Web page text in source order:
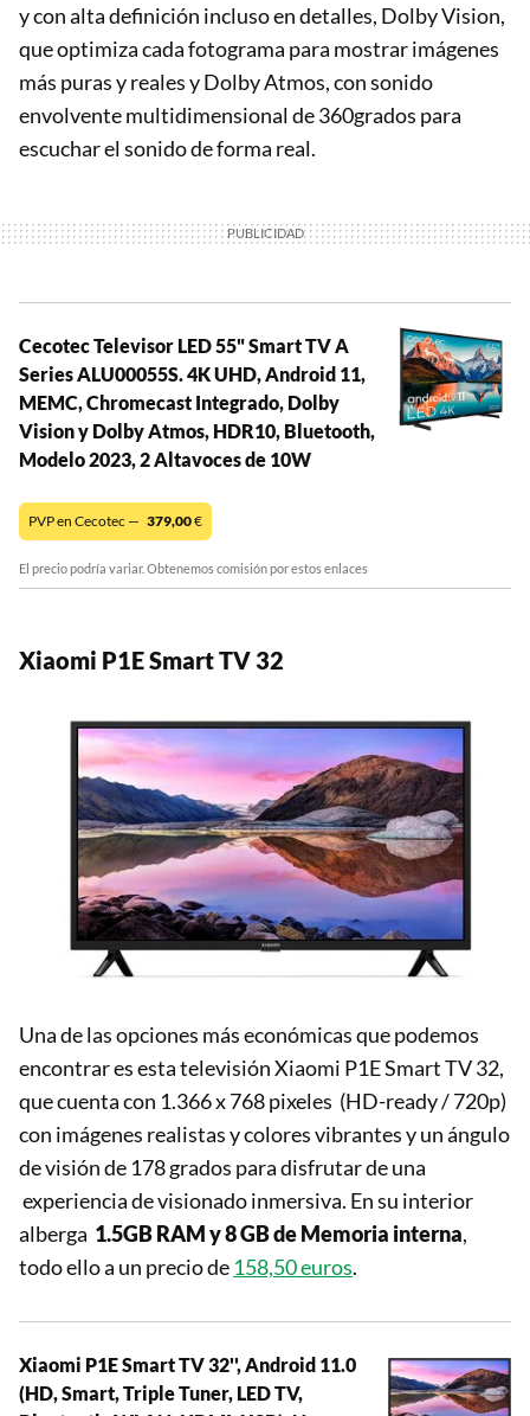
y con alta definición incluso en detalles, Dolby Vision,
que optimiza cada fotograma para mostrar imágenes
más puras y reales y Dolby Atmos, con sonido
envolvente multidimensional de 360grados para
escuchar el sonido de forma real.
Cecotec Televisor LED 55" Smart TV A
Series ALU00055S. 4K UHD, Android 11,
MEMC, Chromecast Integrado, Dolby
Vision y Dolby Atmos, HDR10, Bluetooth,
Modelo 2023, 2 Altavoces de 10W
PVP en Cecotec — 379,00€
El precio podría variar. Obtenemos comisión por estos enlaces
Xiaomi P1E Smart TV 32
Una de las opciones más económicas que podemos
encontrar es esta televisión Xiaomi P1E Smart TV 32,
que cuenta con 1.366 x 768 pixeles (HD-ready / 720p)
con imágenes realistas y colores vibrantes y un ángulo
de visión de 178 grados para disfrutar de una
experiencia de visionado inmersiva. En su interior
alberga 1.5GB RAM y 8 GB de Memoria interna,
todo ello a un precio de 158,50 euros.
Xiaomi P1E Smart TV 32'', Android 11.0
(HD, Smart, Triple Tuner, LED TV,